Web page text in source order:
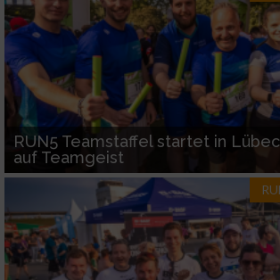
RUN5 Teamstaffel startet in
auf Teamgeist